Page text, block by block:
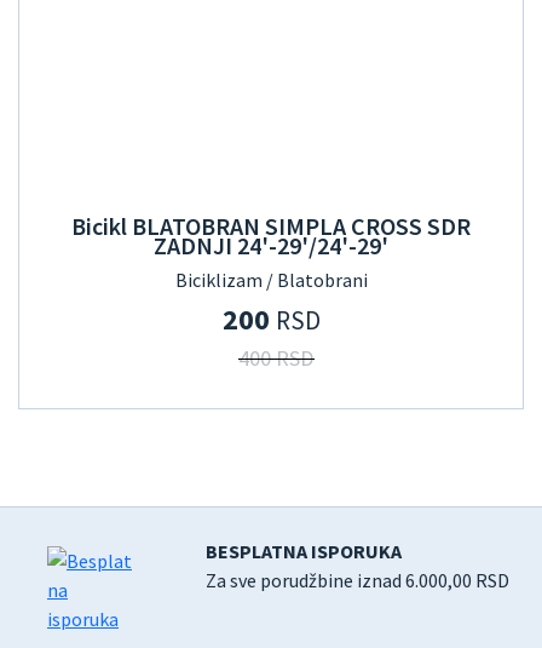
Bicikl BLATOBRAN SIMPLA CROSS SDR
ZADNJI 24'-29'/24'-29'
Biciklizam / Blatobrani
200 RSD
400 RSD
BESPLATNA ISPORUKA
Za sve porudžbine iznad 6.000,00 RSD